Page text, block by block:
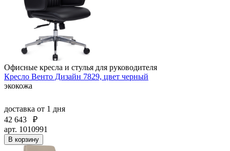
Офисные кресла и стулья для руководителя
Кресло Венто Дизайн 7829, цвет черный
экокожа
доставка от 1 дня
42 643
₽
арт. 1010991
В корзину